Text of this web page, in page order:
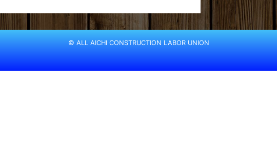
© ALL AICHI CONSTRUCTION LABOR UNION